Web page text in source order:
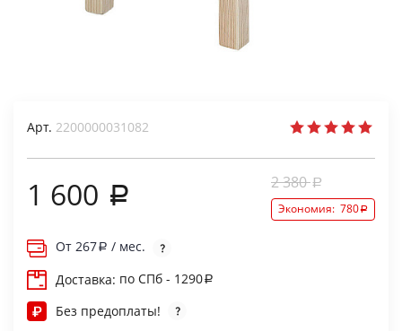
Арт. 2200000031082
1 600 2 380
Экономия: 780
От 267
/ мес.
Доставка: по СПб - 1290
Без предоплаты!